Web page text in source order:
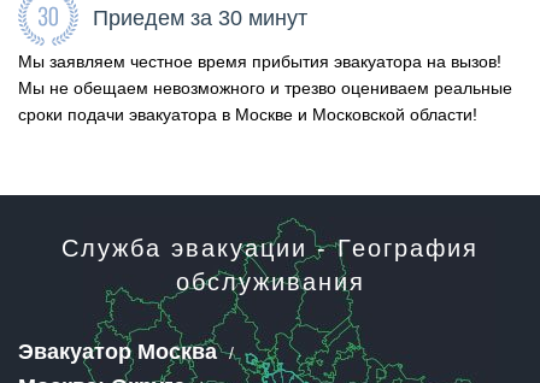
Приедем за 30 минут
Мы заявляем честное время прибытия эвакуатора на вызов!
Мы не обещаем невозможного и трезво оцениваем реальные
сроки подачи эвакуатора в Москве и Московской области!
Служба эвакуации - География
обслуживания
Эвакуатор Москва